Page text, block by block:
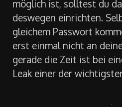
Überall, d.h. auf jeder
möglich ist, solltest du
deswegen einrichten.
gleichem Passwort
erst einmal nicht an
gerade die Zeit ist bei